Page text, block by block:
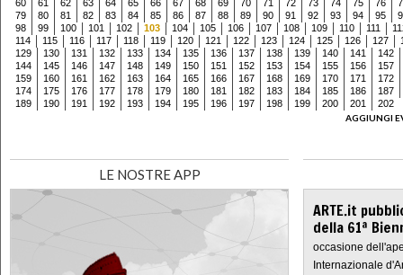
60 61 62 63 64 65 66 67 68 69 70 71 72 73 74 75 76
79
80 81 82 83 84 85 86 87 88 89 90 91 92 93 94 95
98
99 100 101 102 103 104 105 106 107 108 109 110 111
114
115 116 117 118 119 120 121 122 123 124 125 126 127
129
130 131 132 133 134 135 136 137 138 139 140 141
142
144
145 146 147 148 149 150 151 152 153 154 155 156
157
159
160 161 162 163 164 165 166 167 168 169 170 171
172
174
175 176 177 178 179 180 181 182 183 184 185 186
187
189
190 191 192 193 194 195 196 197 198 199 200 201
202
AGGIUNGI
LE NOSTRE APP
ARTE.it
della 61ª
occasione
Internazionale